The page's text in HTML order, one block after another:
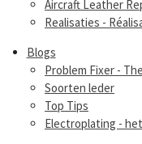
Aircraft Leather
Realisaties -
Blogs
Problem Fixer -
Soorten leder
Top Tips
Electroplating -